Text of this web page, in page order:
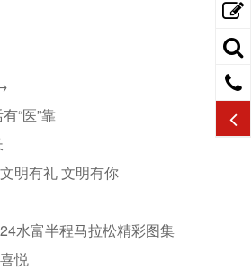
“医”靠
明有礼 文明有你
水富半程马拉松精彩图集
悦